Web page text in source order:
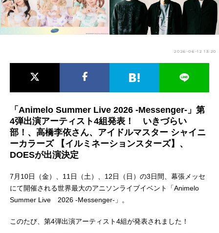
今期アニメ曜日別一覧
春アニメ 夏アニメ
男性声優/女性声優一覧
2026-06-12 13:20
「Animelo Summer Live 2026 -Messenger-」第
4弾出演アーティスト4組発表！ いきづらい
部！、高橋李依さん、アイドルマスター シャイニ
ーカラーズ 【イルミネーションスターズ】、
DOESが出演決定
7月10日（金）、11日（土）、12日（日）の3日間、幕張メッセ
にて開催される世界最大のアニソンライブイベント「Animelo
Summer Live 2026 -Messenger-」。
このたび、第4弾出演アーティスト4組が発表されました！